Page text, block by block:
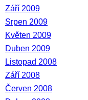
Září 2009
Srpen 2009
Květen 2009
Duben 2009
Listopad 2008
Září 2008
Červen 2008